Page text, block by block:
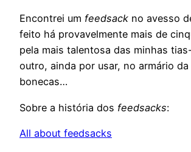
Encontrei um feedsack no avesso
feito há provavelmente mais de
pela mais talentosa das minhas
outro, ainda por usar, no armário
bonecas…
Sobre a história dos feedsacks:
All about feedsacks